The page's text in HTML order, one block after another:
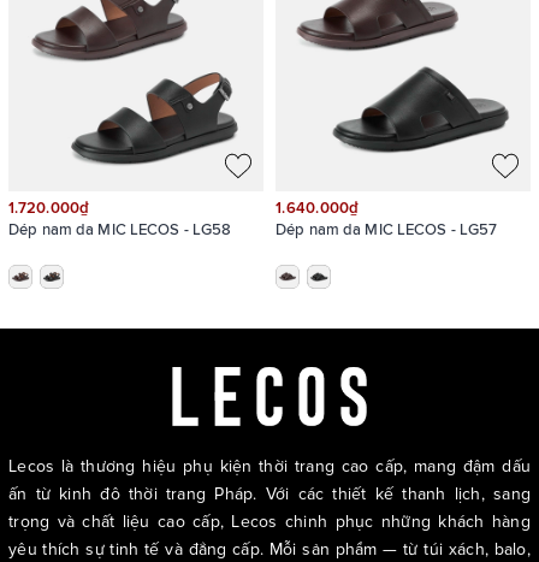
1.720.000₫
Dép nam da MIC LECOS - LG58
1.640.000₫
Dép nam da MIC LECOS - LG57
Lecos là thương hiệu phụ kiện thời trang cao cấp, mang đậm dấu
ấn từ kinh đô thời trang Pháp. Với các thiết kế thanh lịch, sang
trọng và chất liệu cao cấp, Lecos chinh phục những khách hàng
yêu thích sự tinh tế và đẳng cấp. Mỗi sản phẩm — từ túi xách, balo,